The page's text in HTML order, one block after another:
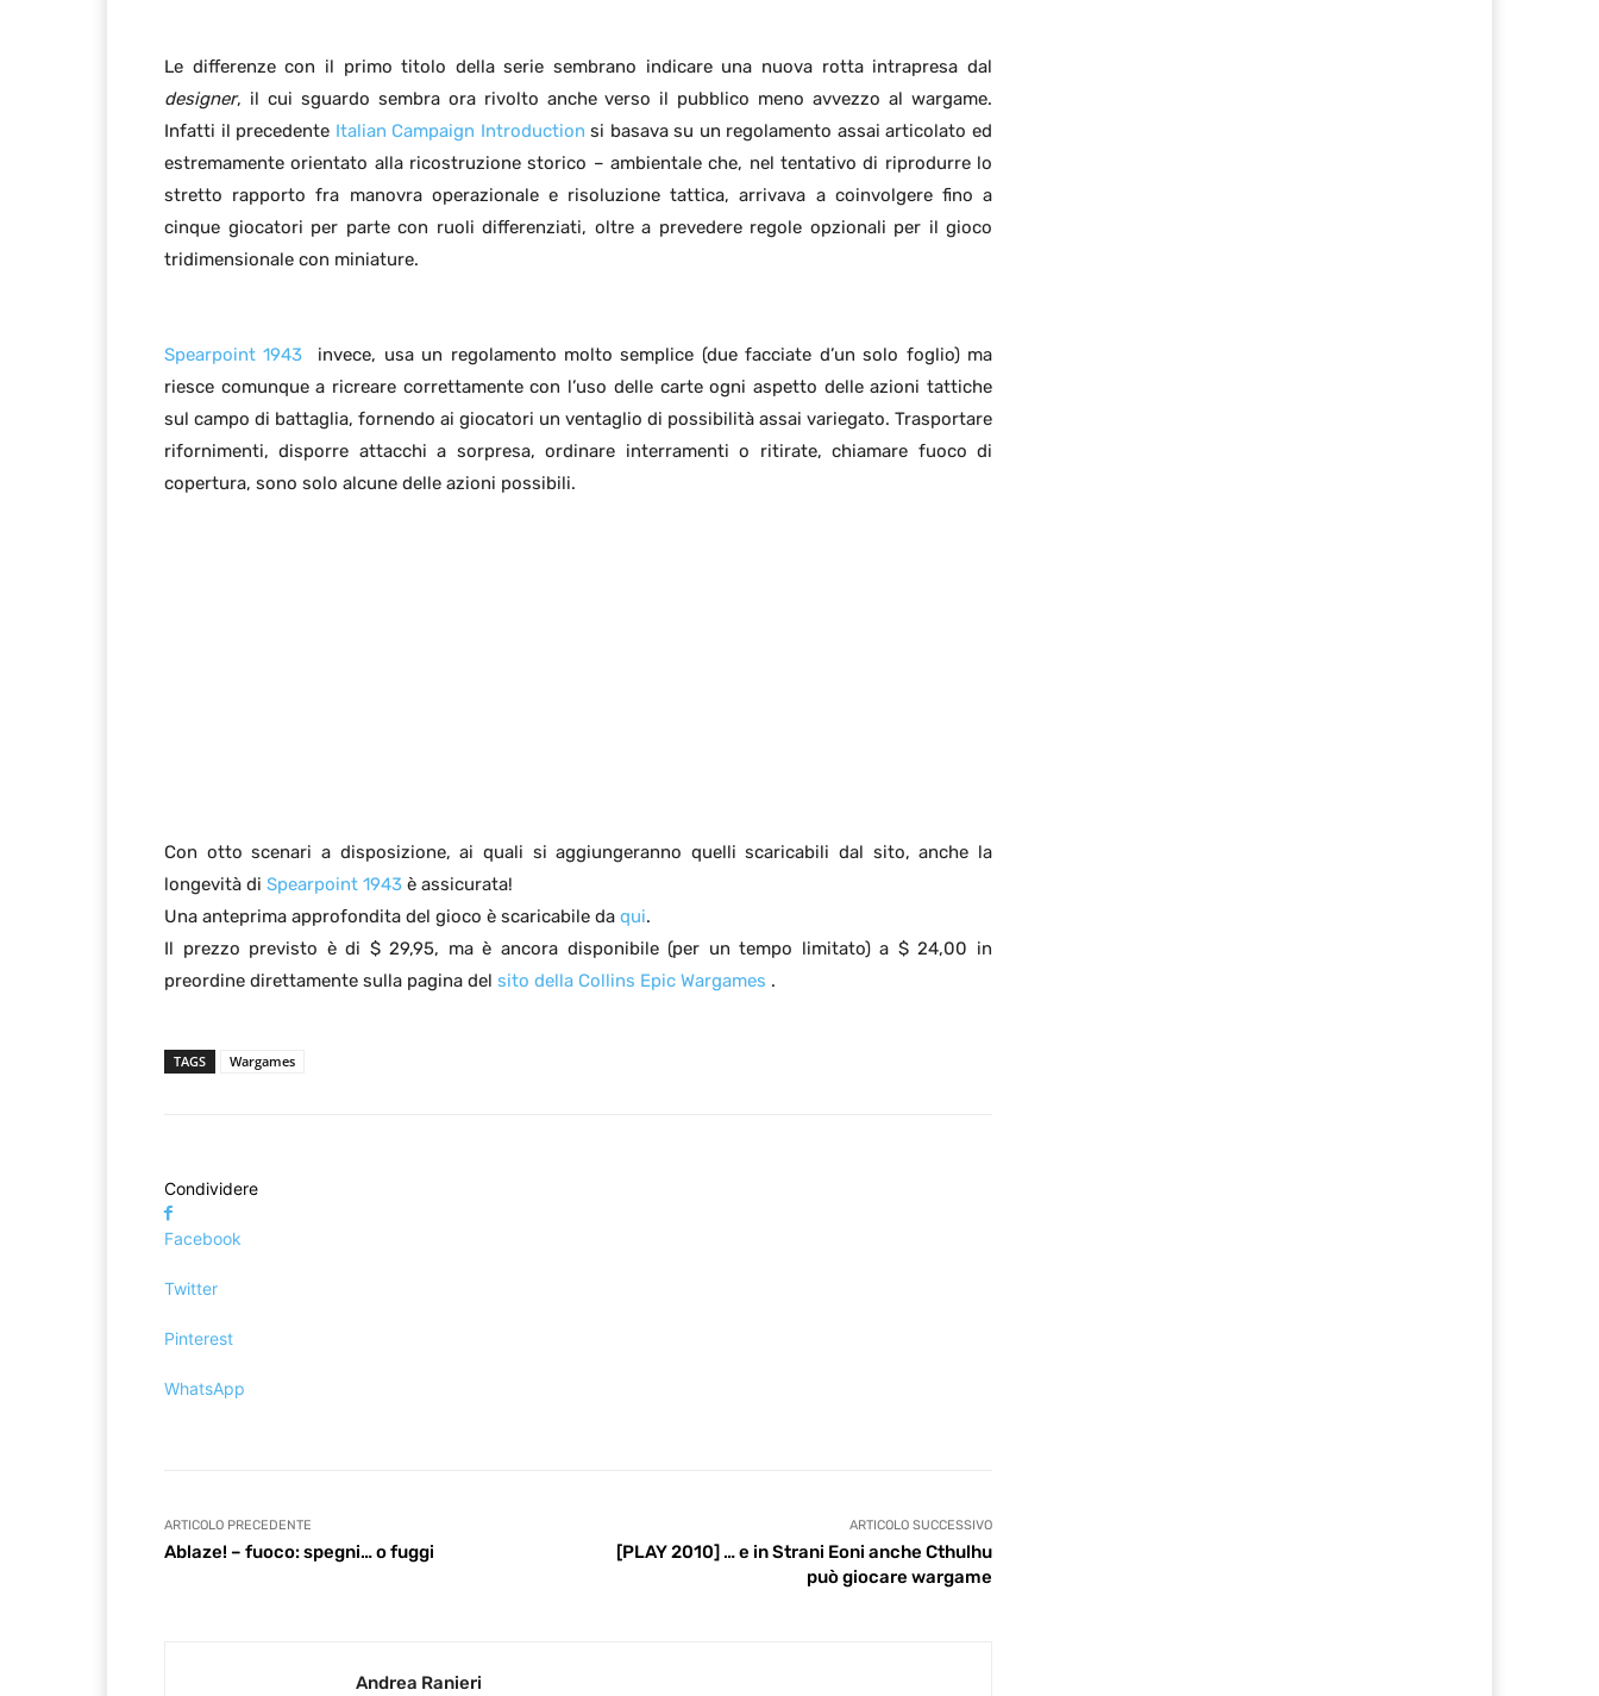
Le differenze con il primo titolo della serie sembrano indicare una nuova rotta intrapresa dal
designer, il cui sguardo sembra ora rivolto anche verso il pubblico meno avvezzo al wargame.
Infatti il precedente Italian Campaign Introduction si basava su un regolamento assai articolato ed
estremamente orientato alla ricostruzione storico – ambientale che, nel tentativo di riprodurre lo
stretto rapporto fra manovra operazionale e risoluzione tattica, arrivava a coinvolgere fino a
cinque giocatori per parte con ruoli differenziati, oltre a prevedere regole opzionali per il gioco
tridimensionale con miniature.
Spearpoint 1943 invece, usa un regolamento molto semplice (due facciate d’un solo foglio) ma
riesce comunque a ricreare correttamente con l’uso delle carte ogni aspetto delle azioni tattiche
sul campo di battaglia, fornendo ai giocatori un ventaglio di possibilità assai variegato. Trasportare
rifornimenti, disporre attacchi a sorpresa, ordinare interramenti o ritirate, chiamare fuoco di
copertura, sono solo alcune delle azioni possibili.
Con otto scenari a disposizione, ai quali si aggiungeranno quelli scaricabili dal sito, anche la
longevità di Spearpoint 1943 è assicurata!
Una anteprima approfondita del gioco è scaricabile da qui.
Il prezzo previsto è di $ 29,95, ma è ancora disponibile (per un tempo limitato) a $ 24,00 in
preordine direttamente sulla pagina del sito della Collins Epic Wargames .
TAGS Wargames
Condividere
Facebook
Twitter
Pinterest
WhatsApp
ARTICOLO PRECEDENTE
Ablaze! – fuoco: spegni… o fuggi
ARTICOLO SUCCESSIVO
[PLAY 2010] … e in Strani Eoni anche Cthulhu
può giocare wargame
Andrea Ranieri